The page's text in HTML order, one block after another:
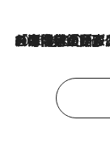
2026.8.3
「今後値上げがあるとすれば…」「リスクがあるのは今年の冬」エネルギー専門家が語る、ホルムズ海峡封鎖が家庭にもたらす“ある心配”